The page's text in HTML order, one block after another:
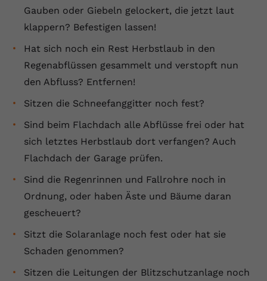
Gauben oder Giebeln gelockert, die jetzt laut
klappern? Befestigen lassen!
Hat sich noch ein Rest Herbstlaub in den
Regenabflüssen gesammelt und verstopft nun
den Abfluss? Entfernen!
Sitzen die Schneefanggitter noch fest?
Sind beim Flachdach alle Abflüsse frei oder hat
sich letztes Herbstlaub dort verfangen? Auch
Flachdach der Garage prüfen.
Sind die Regenrinnen und Fallrohre noch in
Ordnung, oder haben Äste und Bäume daran
gescheuert?
Sitzt die Solaranlage noch fest oder hat sie
Schaden genommen?
Sitzen die Leitungen der Blitzschutzanlage noch